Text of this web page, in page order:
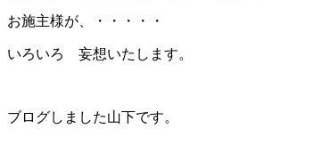
お施主様が、・・・・・
いろいろ 妄想いたします。
ブログしました山下です。